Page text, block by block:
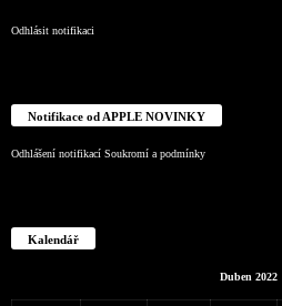
Odhlásit notifikaci
Notifikace od APPLE NOVINKY
Odhlášení notifikací Soukromí a podmínky
Kalendář
Duben 2022